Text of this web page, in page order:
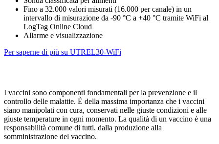
Fino a 32.000 valori misurati (16.000 per canale) in un
intervallo di misurazione da -90 °C a +40 °C tramite WiFi al
LogTag Online Cloud
Allarme e visualizzazione
Per saperne di più su UTREL30-WiFi
I vaccini sono componenti fondamentali per la prevenzione e il
controllo delle malattie. È della massima importanza che i vaccini
siano manipolati con cura, conservati nelle giuste condizioni e alle
giuste temperature in ogni momento. La qualità di un vaccino è una
responsabilità comune di tutti, dalla produzione alla
somministrazione del vaccino.